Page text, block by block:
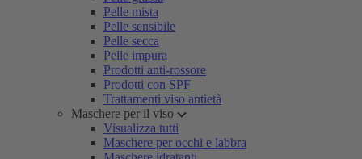
Pelle mista
Pelle sensibile
Pelle secca
Pelle impura
Prodotti anti-rossore
Prodotti con SPF
Trattamenti viso antietà
Maschere per il viso
Visualizza tutti
Maschere per occhi e labbra